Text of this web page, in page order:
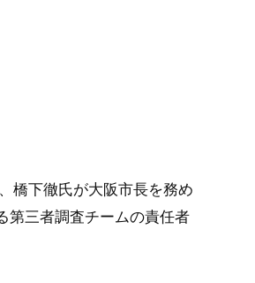
橋下徹氏が大阪市長を務め
第三者調査チームの責任者